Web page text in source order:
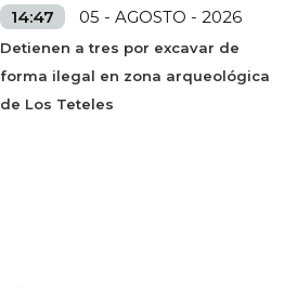
14:47 05 - AGOSTO - 2026
Detienen a tres por excavar de
forma ilegal en zona arqueológica
de Los Teteles